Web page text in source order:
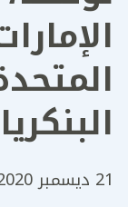
21 ديسمبر 2020